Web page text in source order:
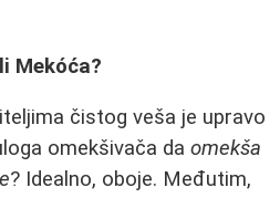
Mekóća?
čistog veša je upravo
omekšivača da omekša
? Idealno, oboje. Međutim,